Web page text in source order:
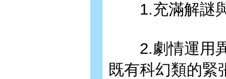
1.充滿解謎與
2.劇情運用異
既有科幻類的緊